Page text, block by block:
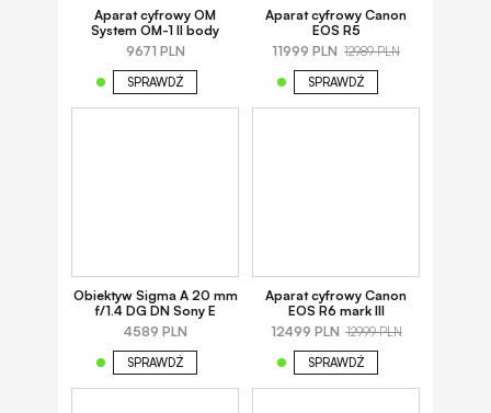
Aparat cyfrowy OM
System OM-1 II body
9671 PLN
SPRAWDŹ
Aparat cyfrowy Canon
EOS R5
11999 PLN 12989 PLN
SPRAWDŹ
Obiektyw Sigma A 20 mm
f/1.4 DG DN Sony E
4589 PLN
SPRAWDŹ
Aparat cyfrowy Canon
EOS R6 mark III
12499 PLN 12999 PLN
SPRAWDŹ